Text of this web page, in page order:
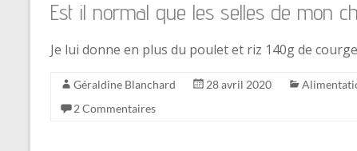
Est il normal que les selles de mon
Je lui donne en plus du poulet et riz 140g de
Géraldine Blanchard 28 avril 2020
2 Commentaires